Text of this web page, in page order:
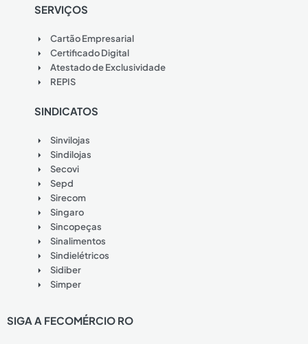
SERVIÇOS
Cartão Empresarial
Certificado Digital
Atestado de Exclusividade
REPIS
SINDICATOS
Sinvilojas
Sindilojas
Secovi
Sepd
Sirecom
Singaro
Sincopeças
Sinalimentos
Sindielétricos
Sidiber
Simper
SIGA A FECOMÉRCIO RO